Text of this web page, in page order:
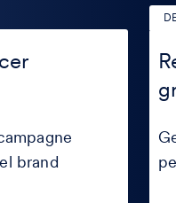
brand
per